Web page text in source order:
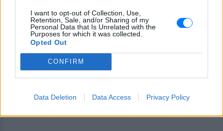
I want to opt-out of Collection, Use,
Retention, Sale, and/or Sharing of my
Personal Data that Is Unrelated with the
Purposes for which it was collected.
Opted Out
CONFIRM
Data Deletion Data Access Privacy Policy